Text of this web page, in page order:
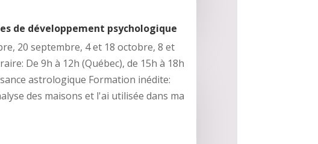
de développement psychologique
20 septembre, 4 et 18 octobre, 8 et
De 9h à 12h (Québec), de 15h à 18h
astrologique Formation inédite:
des maisons et l'ai utilisée dans ma